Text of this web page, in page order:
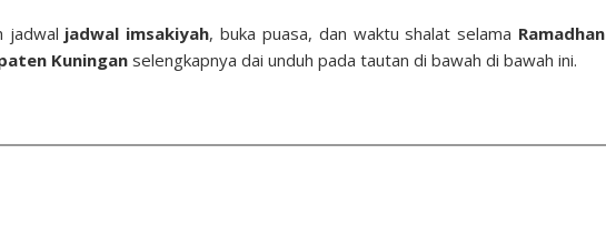
jadwal jadwal imsakiyah, buka puasa, dan waktu shalat selama Ramadhan
Kuningan selengkapnya dai unduh pada tautan di bawah di bawah ini.